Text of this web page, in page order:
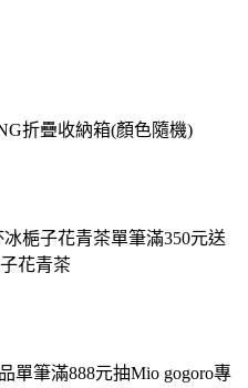
折疊收納箱(顏色隨機)
梔子花青茶單筆滿350元送
花青茶
單筆滿888元抽Mio gogoro專